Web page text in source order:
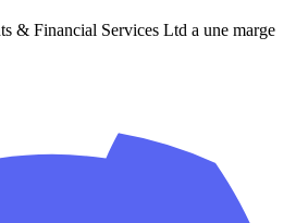
& Financial Services Ltd a une marge